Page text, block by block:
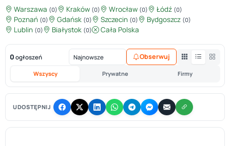
Warszawa (0) Kraków (0) Wrocław (0) Łódź (0)
Poznań (0) Gdańsk (0) Szczecin (0) Bydgoszcz (0)
Lublin (0) Białystok (0) Cała Polska
0 ogłoszeń
Wszyscy Prywatne Firmy
Obserwuj
UDOSTĘPNIJ